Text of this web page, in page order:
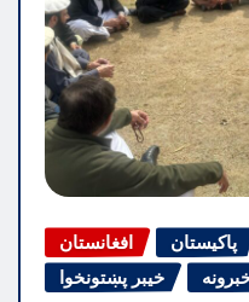
افغانستان پاکیستان
خیبر پښتونخوا